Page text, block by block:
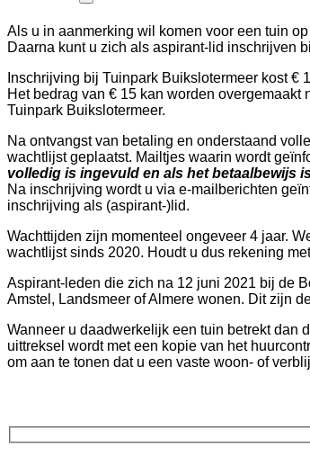
Als u in aanmerking wil komen voor een tuin
Daarna kunt u zich als aspirant-lid inschrijven
Inschrijving bij Tuinpark Buikslotermeer kost
Het bedrag van € 15 kan worden
Tuinpark Buikslotermeer.
Na ontvangst van betaling en onderstaand
wachtlijst geplaatst. Mailtjes waarin wordt
volledig is ingevuld en als het betaalbewijs
Na inschrijving wordt u via e-mailberichten
inschrijving als (aspirant-)lid.
Wachttijden zijn momenteel ongeveer 4 jaar.
wachtlijst sinds 2020. Houdt u dus rekening
Aspirant-leden die zich na 12 juni 2021 bij de
Amstel, Landsmeer of Almere wonen. Dit zijn
Wanneer u daadwerkelijk een tuin betrekt dan
uittreksel wordt met een kopie van het
om aan te tonen dat u een vaste woon- of